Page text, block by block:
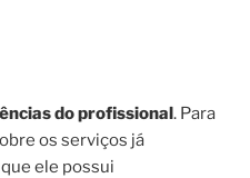
do profissional. Para
os serviços já
ele possui